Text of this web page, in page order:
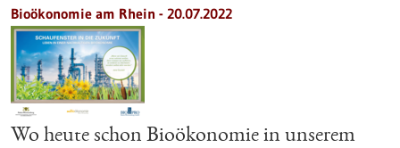
Bioökonomie am Rhein - 20.07.2022
Wo heute schon Bioökonomie in unserem